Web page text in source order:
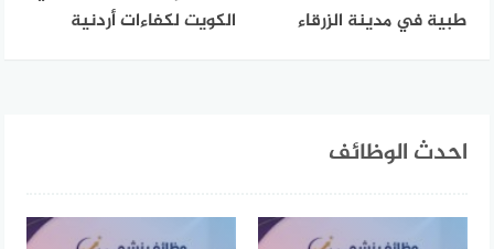
طبية في مدينة الزرقاء
الكويت لكفاءات أردنية
احدث الوظائف